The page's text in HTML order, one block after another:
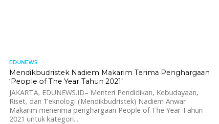
EDUNEWS
Mendikbudristek Nadiem Makarim Terima Penghargaan
‘People of The Year Tahun 2021’
JAKARTA, EDUNEWS.ID– Menteri Pendidikan, Kebudayaan,
Riset, dan Teknologi (Mendikbudristek) Nadiem Anwar
Makarim menerima penghargaan People of The Year Tahun
2021 untuk kategori...